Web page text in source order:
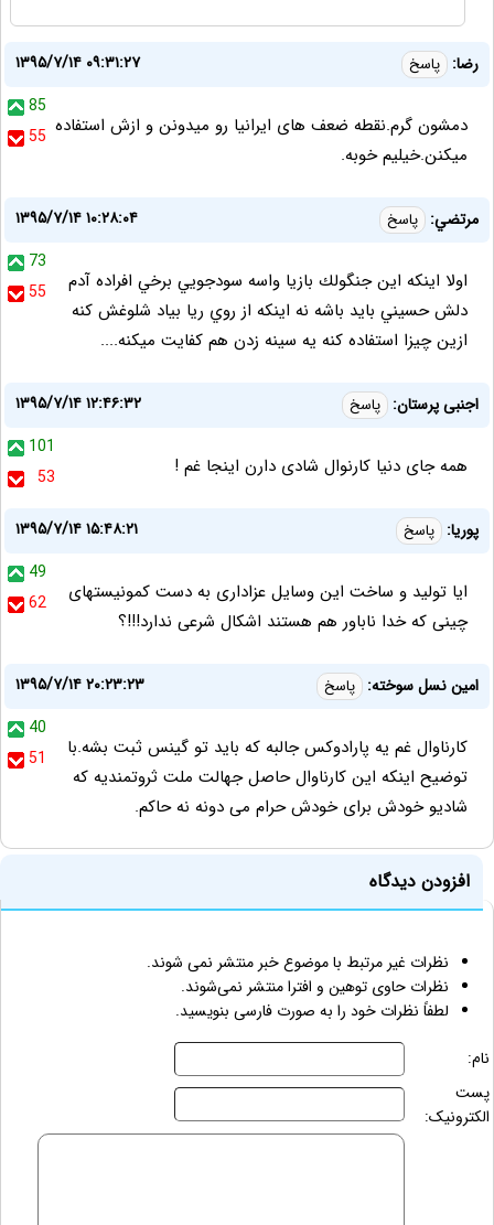
رضا: پاسخ
۱۳۹۵/۷/۱۴ ۰۹:۳۱:۲۷
85
55 دمشون گرم.نقطه ضعف های ایرانیا رو میدونن و ازش استفاده
میکنن.خیلیم خوبه.
مرتضي: پاسخ
۱۳۹۵/۷/۱۴ ۱۰:۲۸:۰۴
73
55
اولا اينكه اين جنگولك بازيا واسه سودجويي برخي افراده آدم
دلش حسيني بايد باشه نه اينكه از روي ريا بياد شلوغش كنه
ازين چيزا استفاده كنه يه سينه زدن هم كفايت ميكنه....
اجنبی پرستان: پاسخ
۱۳۹۵/۷/۱۴ ۱۲:۴۶:۳۲
101
53
همه جای دنیا کارنوال شادی دارن اینجا غم !
پوریا: پاسخ
۱۳۹۵/۷/۱۴ ۱۵:۴۸:۲۱
49
62
ایا تولید و ساخت این وسایل عزاداری به دست کمونیستهای
چینی که خدا ناباور هم هستند اشکال شرعی ندارد!!!؟
امین نسل سوخته: پاسخ
۱۳۹۵/۷/۱۴ ۲۰:۲۳:۲۳
40
51
کارناوال غم یه پارادوکس جالبه که باید تو گینس ثبت بشه.با
توضیح اینکه این کارناوال حاصل جهالت ملت ثروتمندیه که
شادیو خودش برای خودش حرام می دونه نه حاکم.
افزودن دیدگاه
نظرات غیر مرتبط با موضوع خبر منتشر نمی شوند.
نظرات حاوی توهین و افترا منتشر نمی‌شوند.
لطفاً نظرات خود را به صورت فارسی بنویسید.
نام:
پست
الکترونیک: